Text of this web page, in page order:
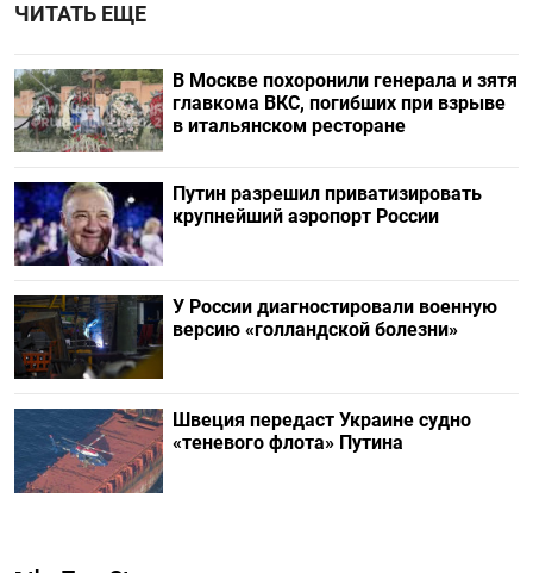
ЧИТАТЬ ЕЩЕ
В Москве похоронили генерала и зятя
главкома ВКС, погибших при взрыве
в итальянском ресторане
Путин разрешил приватизировать
крупнейший аэропорт России
У России диагностировали военную
версию «голландской болезни»
Швеция передаст Украине судно
«теневого флота» Путина